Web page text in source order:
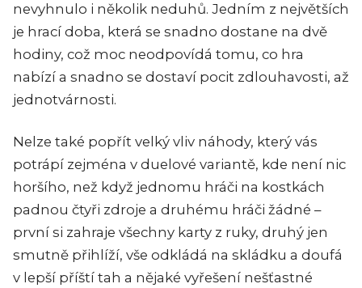
nevyhnulo i několik neduhů. Jedním z největších
je hrací doba, která se snadno dostane na dvě
hodiny, což moc neodpovídá tomu, co hra
nabízí a snadno se dostaví pocit zdlouhavosti, až
jednotvárnosti.
Nelze také popřít velký vliv náhody, který vás
potrápí zejména v duelové variantě, kde není nic
horšího, než když jednomu hráči na kostkách
padnou čtyři zdroje a druhému hráči žádné –
první si zahraje všechny karty z ruky, druhý jen
smutně přihlíží, vše odkládá na skládku a doufá
v lepší příští tah a nějaké vyřešení nešťastné